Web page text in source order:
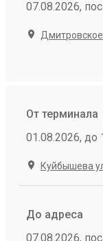
07.08.2026,
Дмитровское
От терминала
01.08.2026, до
Куйбышева
До адреса
07.08.2026,